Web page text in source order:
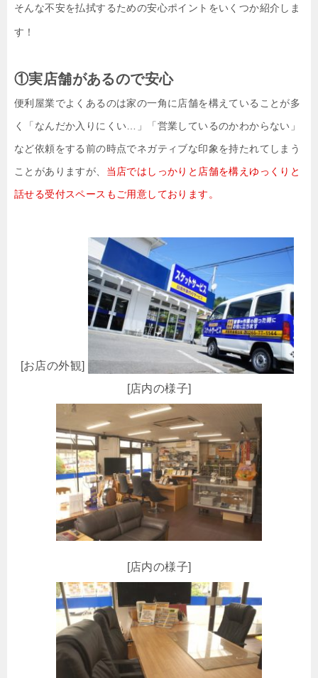
そんな不安を払拭するための安心ポイントをいくつか紹介しま
す！
①実店舗があるので安心
便利屋業でよくあるのは家の一角に店舗を構えていることが多
く「なんだか入りにくい…」「営業しているのかわからない」
など依頼をする前の時点でネガティブな印象を持たれてしまう
ことがありますが、 当店ではしっかりと店舗を構えゆっくりと
話せる受付スペースもご用意しております。
[お店の外観]
[店内の様子]
[店内の様子]